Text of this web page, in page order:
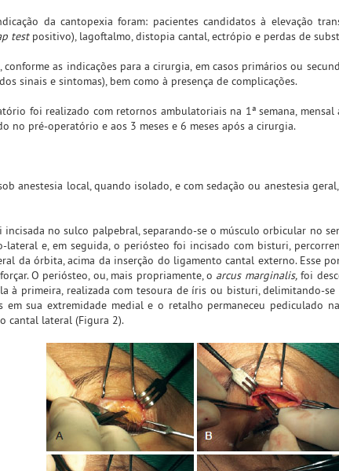
da cantopexia foram: pacientes candidatos à elevação
testpositivo), lagoftalmo, distopia cantal, ectrópio e perdas de
conforme as indicações para a cirurgia, em casos primários ou
sinais e sintomas), bem como à presença de complicações.
foi realizado com retornos ambulatoriais na 1ª semana, mensal
no pré-operatório e aos 3 meses e 6 meses após a cirurgia.
anestesia local, quando isolado, e com sedação ou anestesia
no sulco palpebral, separando-se o músculo orbicular no
lateral e, em seguida, o periósteo foi incisado com bisturi,
da órbita, acima da inserção do ligamento cantal externo. Esse
O periósteo, ou, mais propriamente, o arcus marginalis,foi
à primeira, realizada com tesoura de íris ou bisturi, delimitando-
em sua extremidade medial e o retalho permaneceu pediculado
cantal lateral (Figura 2).